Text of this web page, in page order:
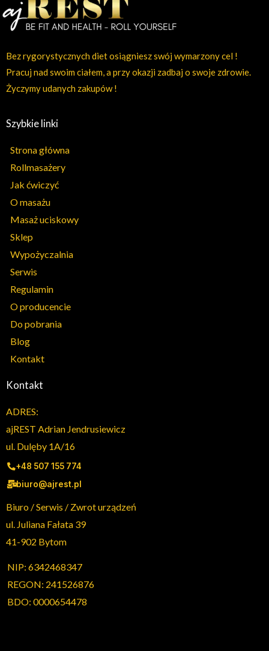
Bez rygorystycznych diet osiągniesz swój wymarzony cel !
Pracuj nad swoim ciałem, a przy okazji zadbaj o swoje zdrowie.
Życzymy udanych zakupów !
Szybkie linki
Strona główna
Rollmasażery
Jak ćwiczyć
O masażu
Masaż uciskowy
Sklep
Wypożyczalnia
Serwis
Regulamin
O producencie
Do pobrania
Blog
Kontakt
Kontakt
ADRES:
ajREST Adrian Jendrusiewicz
ul. Dulęby 1A/16
+48 507 155 774
biuro@ajrest.pl
Biuro / Serwis / Zwrot urządzeń
ul. Juliana Fałata 39
41-902 Bytom
NIP: 6342468347
REGON: 241526876
BDO: 0000654478